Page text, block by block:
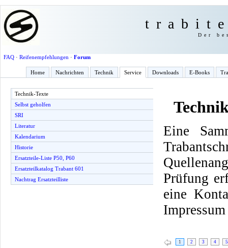
Der
FAQ· Reifenempfehlungen · Forum
Home Nachrichten Technik Service Downloads E-Books
Technik-Texte
Selbst geholfen
SRI
Literatur
Kalendarium
Historie
Ersatzteile-Liste P50, P60
Ersatzteilkatalog Trabant 601
Nachtrag Ersatzteilliste
Eine
Prüfung
eine
1 2 3 4 5